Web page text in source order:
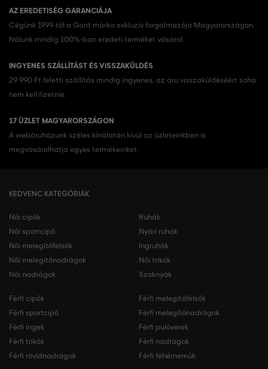
AZ EREDETISÉG GARANCIÁJA
Cégünk 1999-től a Gant márka exkluzív forgalmazója Magyarországon.
Nálunk mindig 100%-ban eredeti terméket vásárol.
INGYENES SZÁLLÍTÁST ÉS VISSZAKÜLDÉS
29 990 Ft feletti szállítás mindig ingyenes, az áru visszaküldéséért soha
nem kell fizetnie.
17 ÜZLET MAGYARORSZÁGON
A webáruházunk széles kínálatán kívül az üzleteinkben is
megvásárolhatja egyes termékeinket.
KEDVENC KATEGÓRIÁK
Női cipők
Női sportcipő
Női melegítőfelsők
Női melegítőnadrágok
Női nadrágok
Ruhák
Nyári ruhák
Ingruhák
Női trikók
Szoknyák
Férfi cipők
Férfi sportcipő
Férfi ingek
Férfi trikók
Férfi rövidnadrágok
Férfi melegítőfelsők
Férfi melegítőnadrágok
Férfi pulóverek
Férfi nadrágok
Férfi fehérneműk